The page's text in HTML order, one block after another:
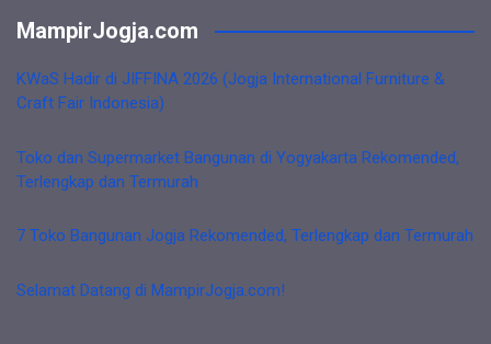
MampirJogja.com
KWaS Hadir di JIFFINA 2026 (Jogja International Furniture &
Craft Fair Indonesia)
Toko dan Supermarket Bangunan di Yogyakarta Rekomended,
Terlengkap dan Termurah
7 Toko Bangunan Jogja Rekomended, Terlengkap dan Termurah
Selamat Datang di MampirJogja.com!